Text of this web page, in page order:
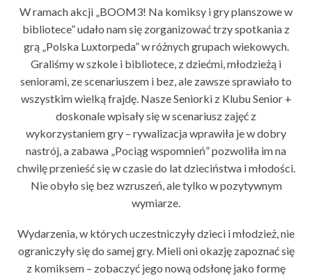
W ramach akcji „BOOM3! Na komiksy i gry planszowe w
bibliotece” udało nam się zorganizować trzy spotkania z
grą „Polska Luxtorpeda” w różnych grupach wiekowych.
Graliśmy w szkole i bibliotece, z dziećmi, młodzieżą i
seniorami, ze scenariuszem i bez, ale zawsze sprawiało to
wszystkim wielką frajdę. Nasze Seniorki z Klubu Senior +
doskonale wpisały się w scenariusz zajęć z
wykorzystaniem gry – rywalizacja wprawiła je w dobry
nastrój, a zabawa „Pociąg wspomnień” pozwoliła im na
chwilę przenieść się w czasie do lat dzieciństwa i młodości.
Nie obyło się bez wzruszeń, ale tylko w pozytywnym
wymiarze.
Wydarzenia, w których uczestniczyły dzieci i młodzież, nie
ograniczyły się do samej gry. Mieli oni okazję zapoznać się
z komiksem – zobaczyć jego nową odsłonę jako formę